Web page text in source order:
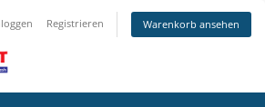
Registrieren Warenkorb ansehen